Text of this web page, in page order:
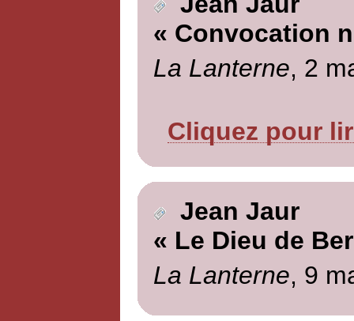
« Convocation
La Lanterne, 2
Cliquez pour
Jean Jaur
« Le Dieu de
La Lanterne, 9